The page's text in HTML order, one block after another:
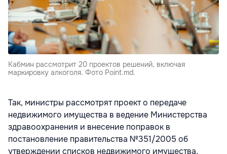
Кабмин рассмотрит 20 проектов решений, включая
маркировку алкоголя. Фото Point.md.
Так, министры рассмотрят проект о передаче
недвижимого имущества в ведение Министерства
здравоохранения и внесение поправок в
постановление правительства №351/2005 об
утверждении списков недвижимого имущества,